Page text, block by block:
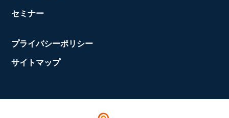
セミナー
プライバシーポリシー
サイトマップ